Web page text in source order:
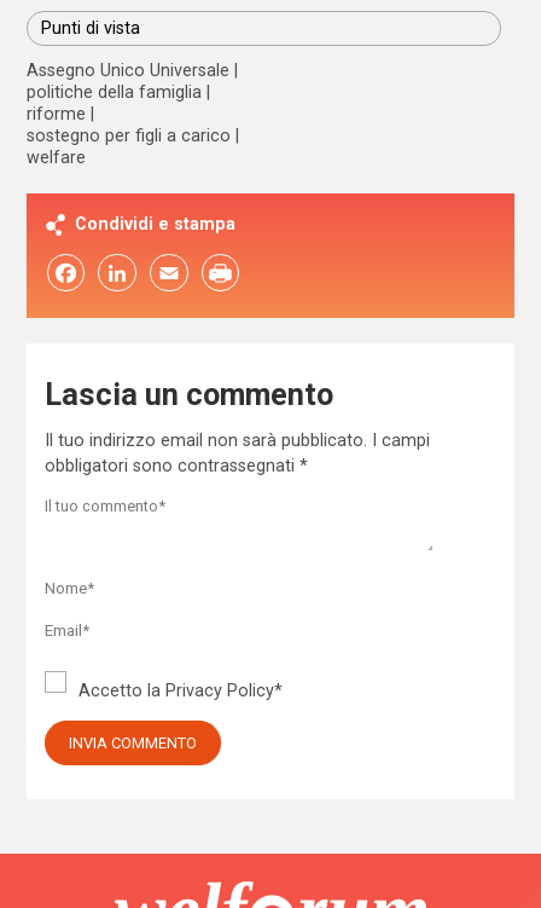
Punti di vista
Assegno Unico Universale
politiche della famiglia
riforme
sostegno per figli a carico
welfare
Condividi e stampa
FacebookLinkedIn Email
Lascia un commento
Il tuo indirizzo email non sarà pubblicato.
I campi
obbligatori sono contrassegnati *
Accetto la Privacy Policy*